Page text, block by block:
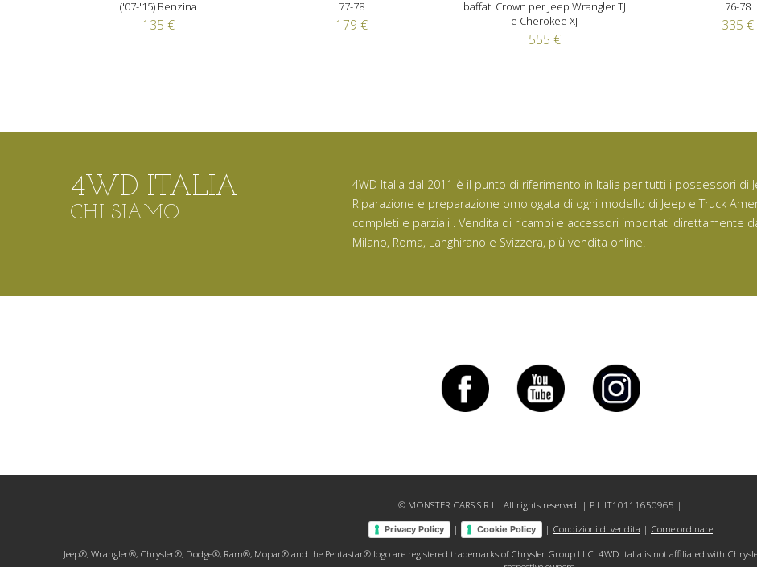
('07-'15) Benzina
135 €
77-78
179 €
baffati Crown per Jeep Wrangler TJ
e Cherokee XJ
555 €
76-78
335 €
4WD ITALIA
CHI SIAMO
4WD Italia dal 2011 è il punto di riferimento in Italia per tutti i possessori di
Riparazione e preparazione omologata di ogni modello di Jeep e Truck
completi e parziali . Vendita di ricambi e accessori importati direttamente
Milano, Roma, Langhirano e Svizzera, più vendita online.
© MONSTER CARS S.R.L.. All rights reserved. | P.I. IT10111650965 |
Privacy Policy | Cookie Policy | Condizioni di vendita | Come ordinare
Jeep®, Wrangler®, Chrysler®, Dodge®, Ram®, Mopar® and the Pentastar® logo are registered trademarks of Chrysler Group LLC. 4WD Italia is not affiliated with